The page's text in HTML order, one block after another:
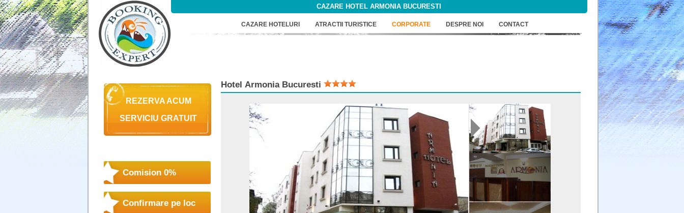
CAZARE HOTEL ARMONIA BUCURESTI
CAZARE HOTELURI ATRACTII TURISTICE CORPORATE DESPRE NOI CONTACT
REZERVA ACUM
SERVICIU GRATUIT
Comision 0%
Confirmare pe loc
Hotel Armonia Bucuresti